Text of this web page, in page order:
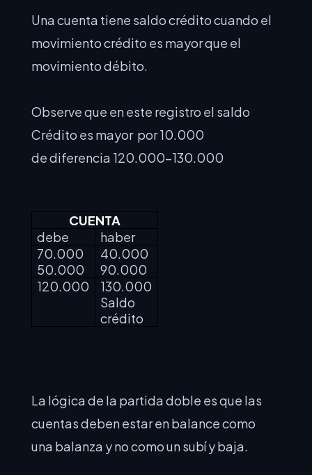
Una cuenta tiene saldo crédito cuando el
movimiento crédito es mayor que el
movimiento débito.
Observe que en este registro el saldo
Crédito es mayor por 10.000
de diferencia 120.000-130.000
CUENTA
debe
haber
70.000
50.000
40.000
90.000
120.000
130.000
Saldo
crédito
La lógica de la partida doble es que las
cuentas deben estar en balance como
una balanza y no como un subí y baja.